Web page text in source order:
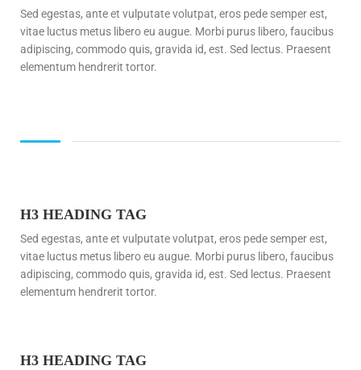
Sed egestas, ante et vulputate volutpat, eros pede semper est,
vitae luctus metus libero eu augue. Morbi purus libero, faucibus
adipiscing, commodo quis, gravida id, est. Sed lectus. Praesent
elementum hendrerit tortor.
H3 HEADING TAG
Sed egestas, ante et vulputate volutpat, eros pede semper est,
vitae luctus metus libero eu augue. Morbi purus libero, faucibus
adipiscing, commodo quis, gravida id, est. Sed lectus. Praesent
elementum hendrerit tortor.
H3 HEADING TAG